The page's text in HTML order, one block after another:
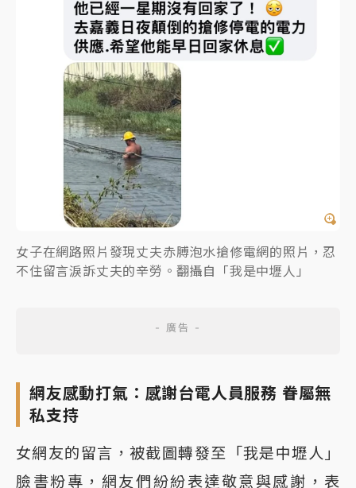
女子在網路照片發現丈夫赤膊泡水搶修電網的照片，忍
不住留言淚訴丈夫的辛勞。翻攝自「我是中壢人」
網友感動打氣：感謝台電人員服務 眷屬無
私支持
女網友的留言，被截圖轉發至「我是中壢人」
臉書粉專，網友們紛紛表達敬意與感謝，表